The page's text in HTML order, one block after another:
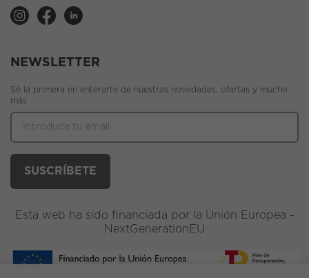
NEWSLETTER
Sé la primera en enterarte de nuestras novedades, ofertas y mucho
más
Esta web ha sido financiada por la Unión Europea -
NextGenerationEU